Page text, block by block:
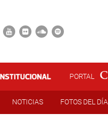
PORTAL
NOTICIAS FOTOS DEL DÍA